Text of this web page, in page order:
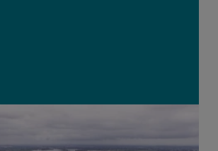
“Klimaatverandering